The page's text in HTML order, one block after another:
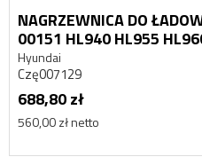
NAGRZEWNICA DO
00151 HL940 HL955
Hyundai
Czę007129
688,80 zł
560,00 zł netto